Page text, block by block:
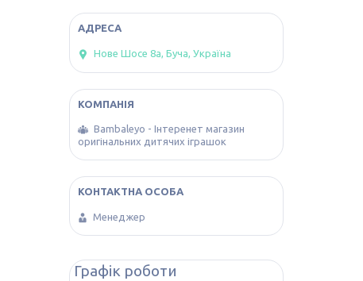
Нове Шосе 8а, Буча, Україна
Bambaleyo - Інтеренет магазин
оригінальних дитячих іграшок
Менеджер
Графік роботи